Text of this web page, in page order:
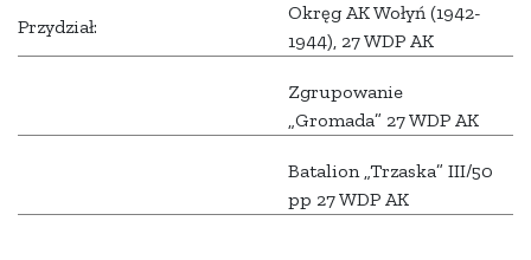
Przydział:
Okręg AK Wołyń (1942-
1944), 27 WDP AK
Zgrupowanie
„Gromada” 27 WDP AK
Batalion „Trzaska” III/50
pp 27 WDP AK